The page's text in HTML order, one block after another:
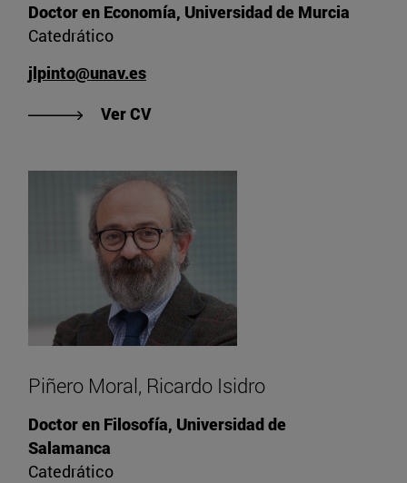
Doctor en Economía, Universidad de Murcia
Catedrático
jlpinto@unav.es
Ver CV"Ver CV de Pinto Prades, José
Piñero Moral, Ricardo Isidro
Doctor en Filosofía, Universidad de
Salamanca
Catedrático